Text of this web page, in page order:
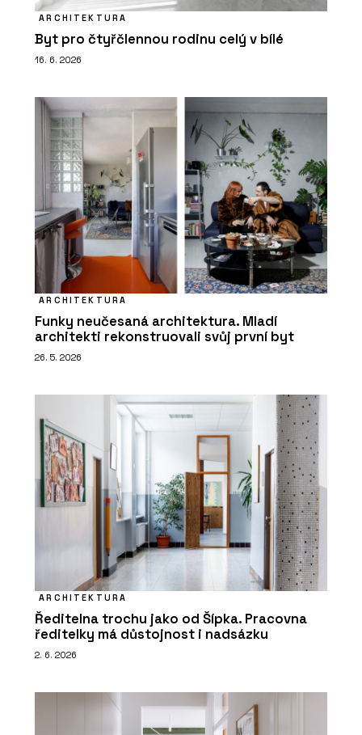
ARCHITEKTURA
Byt pro čtyřčlennou rodinu celý v bílé
16. 6. 2026
ARCHITEKTURA
Funky neučesaná architektura. Mladí
architekti rekonstruovali svůj první byt
26. 5. 2026
ARCHITEKTURA
Ředitelna trochu jako od Šípka. Pracovna
ředitelky má důstojnost i nadsázku
2. 6. 2026